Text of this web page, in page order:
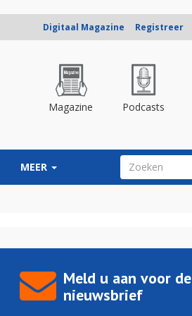
Digitaal Magazine Registreer
Magazine Podcasts
MEER ZOEKVELD
Meld u aan voor de
nieuwsbrief